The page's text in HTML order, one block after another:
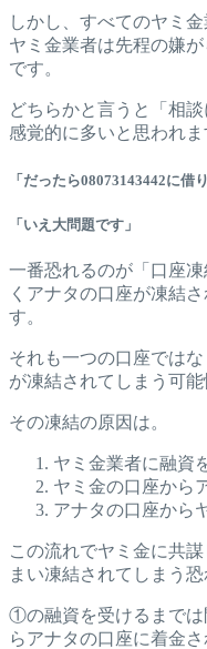
しかし、すべてのヤミ
ヤミ金業者は先程の嫌
です。
どちらかと言うと「相
感覚的に多いと思われま
「だったら08073143442に借
「いえ大問題です」
一番恐れるのが「口座
くアナタの口座が凍結
す。
それも一つの口座では
が凍結されてしまう可能
その凍結の原因は。
ヤミ金業者に融資
ヤミ金の口座から
アナタの口座から
この流れでヤミ金に共
まい凍結されてしまう恐
①の融資を受けるまで
らアナタの口座に着金